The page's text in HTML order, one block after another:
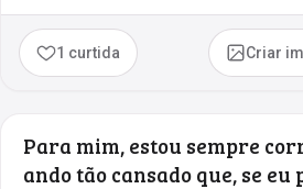
1 curtida Criar
Para mim, estou sempre
ando tão cansado que, se